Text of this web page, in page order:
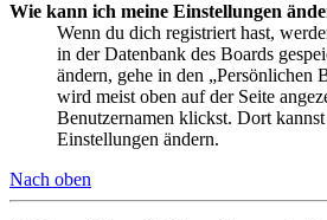
Wie kann ich meine Einstellungen
Wenn du dich registriert hast,
in der Datenbank des Boards
ändern, gehe in den „Persönlichen
wird meist oben auf der Seite
Benutzernamen klickst. Dort
Einstellungen ändern.
Nach oben